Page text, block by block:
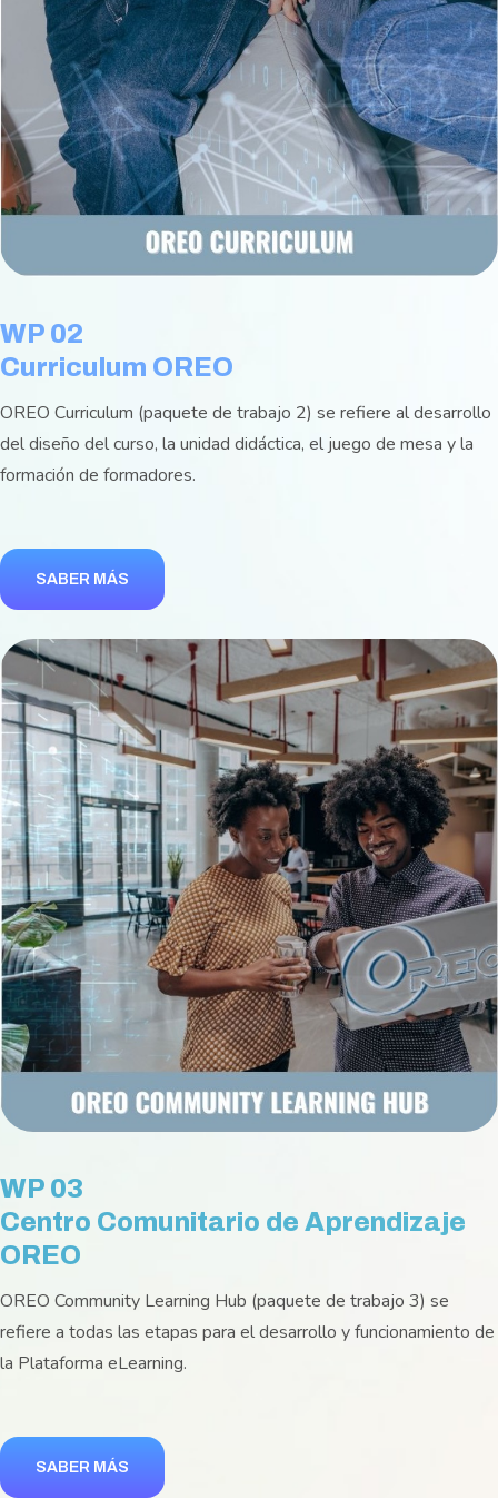
WP 02
Curriculum OREO
OREO Curriculum (paquete de trabajo 2) se refiere al desarrollo
del diseño del curso, la unidad didáctica, el juego de mesa y la
formación de formadores.
SABER MÁS
WP 03
Centro Comunitario de Aprendizaje
OREO
OREO Community Learning Hub (paquete de trabajo 3) se
refiere a todas las etapas para el desarrollo y funcionamiento de
la Plataforma eLearning.
SABER MÁS